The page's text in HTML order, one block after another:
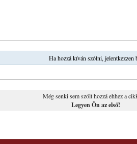
Ha hozzá kíván szólni, jelentkezzen
Még senki sem szólt hozzá ehhez a
Legyen Ön az első!